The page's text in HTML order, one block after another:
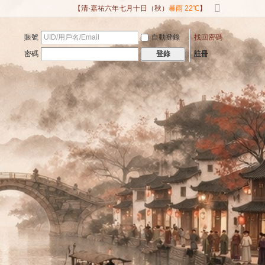
【清·嘉祐六年七月十日（秋） 暴雨 22℃】
切
換
到
寬
版
賬號 自動登錄
找回密碼
密碼
登錄 註冊